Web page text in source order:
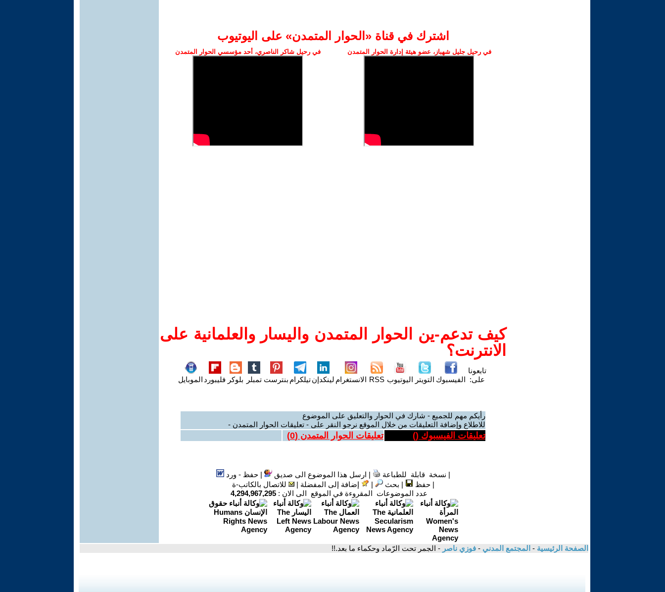
اشترك في قناة ‫«الحوار المتمدن» على اليوتيوب
في رحيل جليل شهباز، عضو هيئة إدارة الحوار المتمدن في رحيل شاكر الناصري، أحد مؤسسي الحوار المتمدن
كيف تدعم-ين الحوار المتمدن واليسار والعلمانية على
الانترنت؟
تابعونا
على: الفيسبوك التويتر اليوتيوب RSS الانستغرام لينكدإنتيلكرام بنترست تمبلر بلوكر فليبورد الموبايل
رأيكم مهم للجميع - شارك في الحوار والتعليق على الموضوع
للاطلاع وإضافة التعليقات من خلال الموقع نرجو النقر على - تعليقات الحوار المتمدن -
تعليقات الفيسبوك () تعليقات الحوار المتمدن (0
)
| نسخة قابلة للطباعة | ارسل هذا الموضوع الى صديق |حفظ - ورد
|حفظ | بحث | إضافة إلى المفضلة |
للاتصال بالكاتب-ة
عدد الموضوعات المقروءة في الموقع الى الان : 4,294,967,295
الصفحة الرئيسية - المجتمع المدني - فوزي ناصر - الجمر تحت الرّماد وحكماء ما بعد.!!